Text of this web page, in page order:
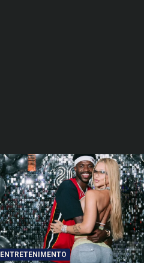
ENTRETENIMENTO